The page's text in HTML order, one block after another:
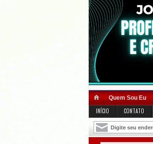
Quem Sou Eu
INÍCIO CONTATO